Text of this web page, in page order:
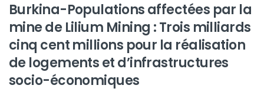
Burkina-Populations affectées par la
mine de Lilium Mining : Trois milliards
cinq cent millions pour la réalisation
de logements et d’infrastructures
socio-économiques